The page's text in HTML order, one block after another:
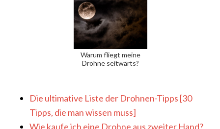
Warum fliegt meine
Drohne seitwärts?
Die ultimative Liste der Drohnen-Tipps [30
Tipps, die man wissen muss]
Wie kaufe ich eine Drohne aus zweiter Hand?